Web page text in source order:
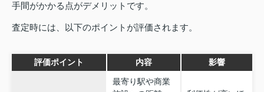
手間がかかる点がデメリットです。
査定時には、以下のポイントが評価されます。
評価ポイント 内容 影響
最寄り駅や商業